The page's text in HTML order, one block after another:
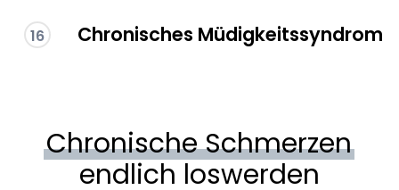
16 Chronisches Müdigkeitssyndrom
Chronische Schmerzen
endlich loswerden